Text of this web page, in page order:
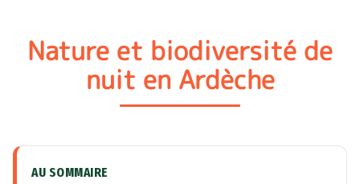
Nature et biodiversité de
nuit en Ardèche
AU SOMMAIRE